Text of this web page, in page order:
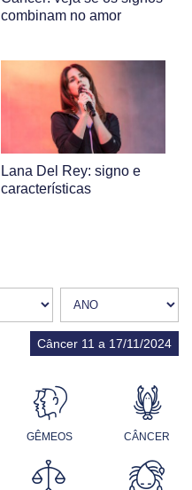
combinam no amor
Lana Del Rey: signo e
características
Câncer 11 a 17/11/2024
GÊMEOS CÂNCER